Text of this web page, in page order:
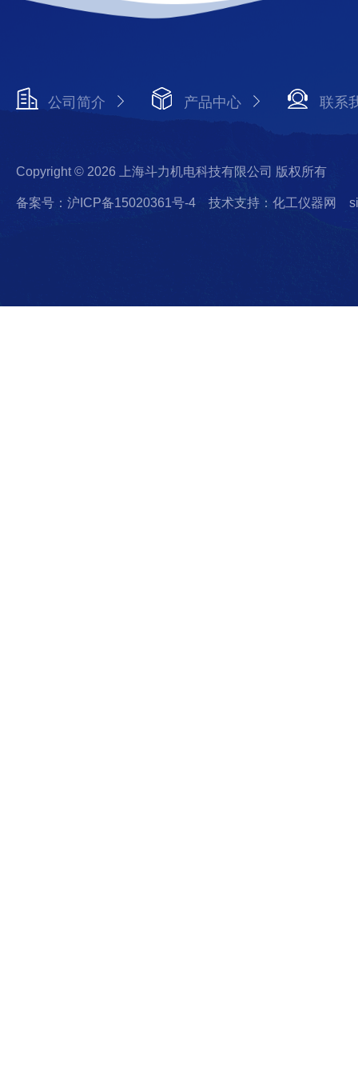
公司简介 产品中心 联系
Copyright © 2026 上海斗力机电科技有限公司 版权所有
备案号：沪ICP备15020361号-4 技术支持：化工仪器网